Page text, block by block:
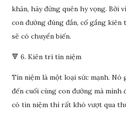
khăn, hãy đừng quên hy vọng. Bởi
con đường đúng đắn, cố gắng
sẽ có chuyển biến.
🔻 6. Kiên trì tín niệm
Tín niệm là một loại sức mạnh.
đến cuối cùng con đường mà mình
có tín niệm thì rất khó vượt qua